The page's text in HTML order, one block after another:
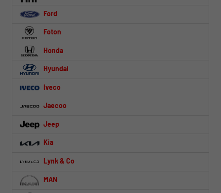
Ford
Foton
Honda
Hyundai
Iveco
Jaecoo
Jeep
Kia
Lynk & Co
MAN